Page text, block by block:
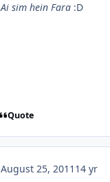
Ai sim hein Fara :D
Quote
August 25, 2011 14 yr